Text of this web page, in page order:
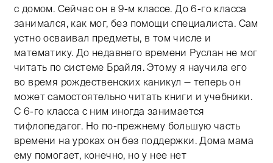
с домом. Сейчас он в9-м классе. До6-го класса
занимался, как мог, без помощи специалиста. Сам
устно осваивал предметы, в том числе и
математику. До недавнего времени Руслан не мог
читать по системе Брайля. Этому я научила его
во время рождественских каникул — теперь он
может самостоятельно читать книги и учебники.
С 6-го класса с ним иногда занимается
тифлопедагог. Но по-прежнему большую часть
времени на уроках он без поддержки. Дома мама
ему помогает, конечно, но у нее нет